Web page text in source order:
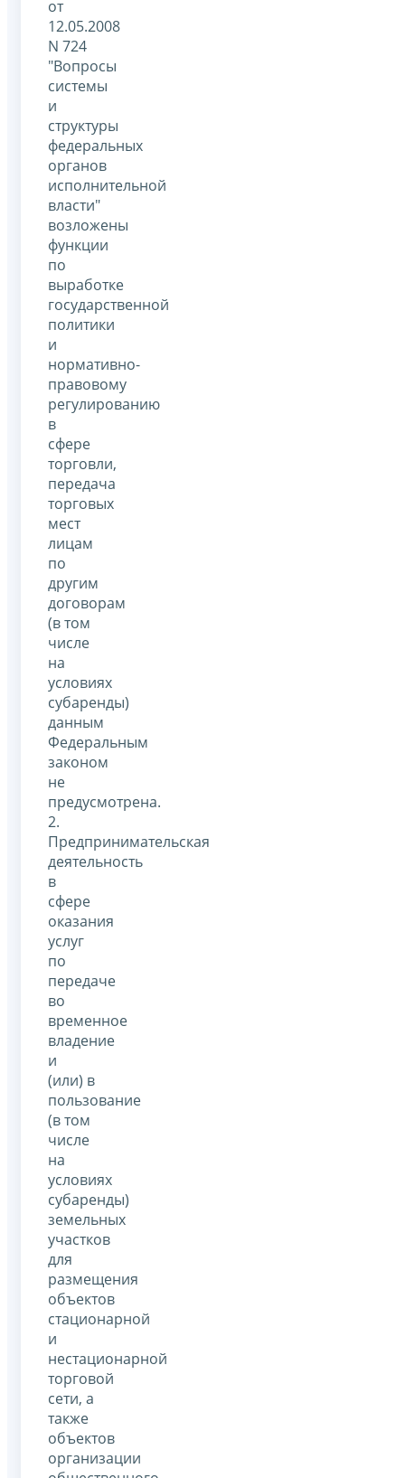
от
12.05.2008
N 724
"Вопросы
системы
и
структуры
федеральных
органов
исполнительной
власти"
возложены
функции
по
выработке
государственной
политики
и
нормативно-
правовому
регулированию
в
сфере
торговли,
передача
торговых
мест
лицам
по
другим
договорам
(в том
числе
на
условиях
субаренды)
данным
Федеральным
законом
не
предусмотрена.
2.
Предпринимательская
деятельность
в
сфере
оказания
услуг
по
передаче
во
временное
владение
и
(или) в
пользование
(в том
числе
на
условиях
субаренды)
земельных
участков
для
размещения
объектов
стационарной
и
нестационарной
торговой
сети, а
также
объектов
организации